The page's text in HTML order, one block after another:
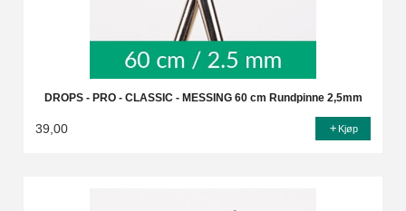
DROPS - PRO - CLASSIC - MESSING 60 cm Rundpinne 2,5mm
39,00 Kjøp